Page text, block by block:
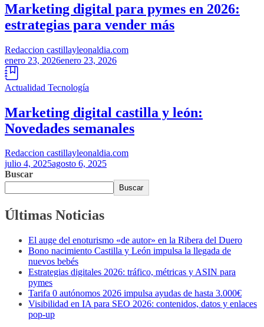
Marketing digital para pymes en 2026:
estrategias para vender más
Redaccion castillayleonaldia.com
enero 23, 2026enero 23, 2026
Actualidad Tecnología
Marketing digital castilla y león:
Novedades semanales
Redaccion castillayleonaldia.com
julio 4, 2025agosto 6, 2025
Buscar
Buscar
Últimas Noticias
El auge del enoturismo «de autor» en la Ribera del Duero
Bono nacimiento Castilla y León impulsa la llegada de
nuevos bebés
Estrategias digitales 2026: tráfico, métricas y ASIN para
pymes
Tarifa 0 autónomos 2026 impulsa ayudas de hasta 3.000€
Visibilidad en IA para SEO 2026: contenidos, datos y enlaces
pop-up